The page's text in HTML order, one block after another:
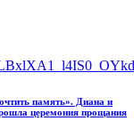
память». Диана и
церемония прощания